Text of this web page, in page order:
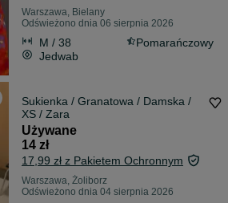
Warszawa, Bielany
Odświeżono dnia 06 sierpnia 2026
M / 38
Pomarańczowy
Jedwab
Sukienka / Granatowa / Damska /
XS / Zara
Używane
14 zł
17,99 zł z Pakietem Ochronnym
Warszawa, Żoliborz
Odświeżono dnia 04 sierpnia 2026